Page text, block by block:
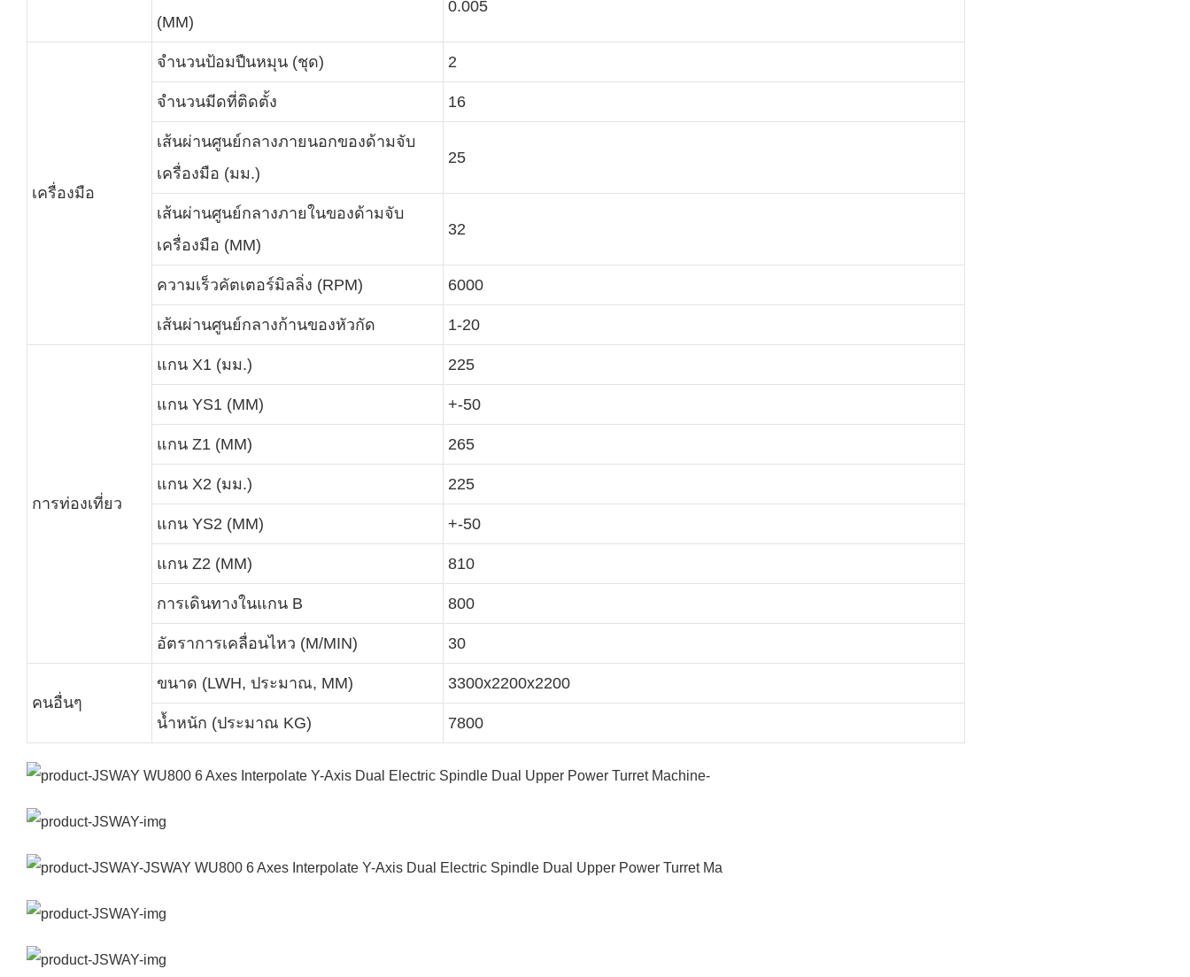
(MM)
0.005
เครื่องมือ
จำนวนป้อมปืนหมุน (ชุด) 2
จำนวนมีดที่ติดตั้ง 16
เส้นผ่านศูนย์กลางภายนอกของด้ามจับ
เครื่องมือ (มม.)
25
เส้นผ่านศูนย์กลางภายในของด้ามจับ
เครื่องมือ (MM)
32
ความเร็วคัตเตอร์มิลลิ่ง (RPM) 6000
เส้นผ่านศูนย์กลางก้านของหัวกัด 1-20
การท่องเที่ยว
แกน X1 (มม.) 225
แกน YS1 (MM) +-50
แกน Z1 (MM) 265
แกน X2 (มม.) 225
แกน YS2 (MM) +-50
แกน Z2 (MM) 810
การเดินทางในแกน B 800
อัตราการเคลื่อนไหว (M/MIN) 30
คนอื่นๆ
ขนาด (LWH, ประมาณ, MM) 3300x2200x2200
น้ำหนัก (ประมาณ KG) 7800